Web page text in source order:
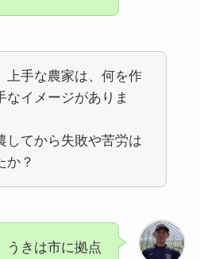
上手な農家は、何を作
なイメージがありま
してから失敗や苦労は
か？
うきは市に拠点